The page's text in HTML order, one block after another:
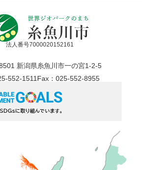
法人番号7000020152161
新潟県糸魚川市一の宮1-2-5
552-1511 Fax：025-552-8955